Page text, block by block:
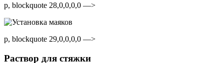
p, blockquote 28,0,0,0,0 —>
p, blockquote 29,0,0,0,0 —>
Раствор для стяжки